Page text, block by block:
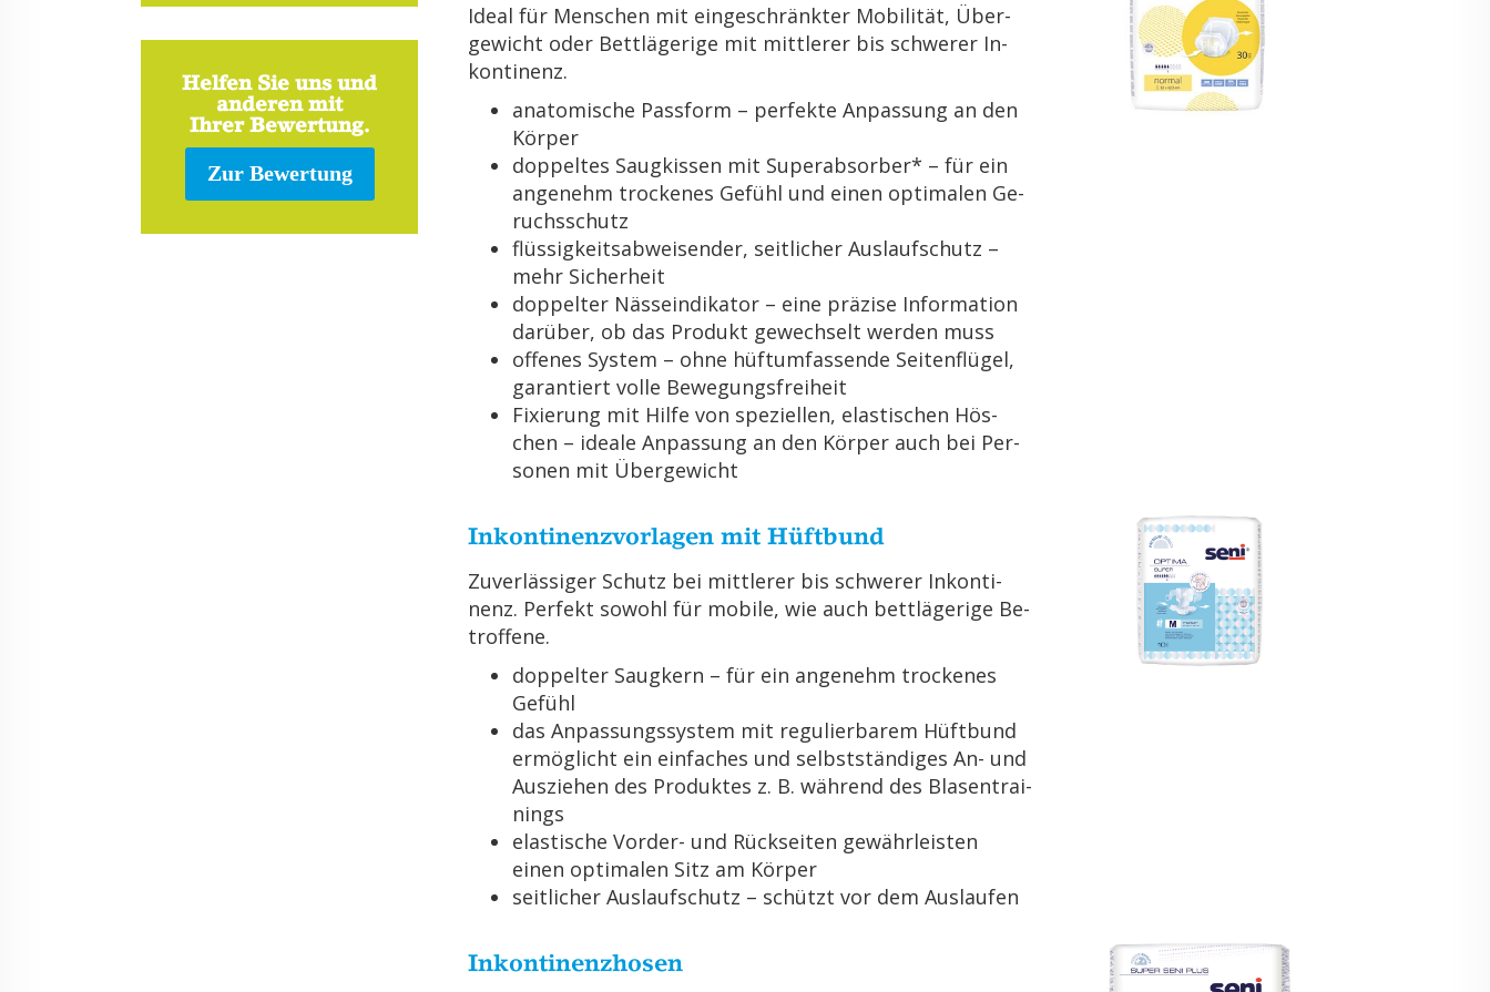
Ideal für Men­schen mit ein­ge­schränk­ter Mo­bi­li­tät, Über­
ge­wicht oder Bett­lä­ge­ri­ge mit mitt­le­rer bis schwe­rer In­
kon­ti­nenz.
ana­to­mi­sche Pass­form – per­fek­te An­pas­sung an den
Kör­per
dop­pel­tes Saug­kis­sen mit Su­per­ab­sor­ber* – für ein
an­ge­nehm tro­cke­nes Ge­fühl und einen op­ti­ma­len Ge­
ruchs­schutz
flüs­sig­keits­ab­wei­sen­der, seit­li­cher Aus­lauf­schutz –
mehr Si­cher­heit
dop­pel­ter Näs­se­indi­ka­tor – eine prä­zi­se In­for­ma­ti­on
dar­über, ob das Pro­dukt ge­wech­selt wer­den muss
of­fe­nes Sys­tem – ohne hüft­um­fas­sen­de Sei­ten­flü­gel,
ga­ran­tiert volle Be­we­gungs­frei­heit
Fi­xie­rung mit Hilfe von spe­zi­el­len, elas­ti­schen Hös­
chen – idea­le An­pas­sung an den Kör­per auch bei Per­
so­nen mit Über­ge­wicht
In­kon­ti­nenz­vor­la­gen mit Hüft­bund
Zu­ver­läs­si­ger Schutz bei mitt­le­rer bis schwe­rer In­kon­ti­
nenz. Per­fekt so­wohl für mo­bi­le, wie auch bett­lä­ge­ri­ge Be­
trof­fe­ne.
dop­pel­ter Saug­kern – für ein an­ge­nehm tro­cke­nes
Ge­fühl
das An­pas­sungs­sys­tem mit re­gu­lier­ba­rem Hüft­bund
er­mög­licht ein ein­fa­ches und selbst­stän­di­ges An- und
Aus­zie­hen des Pro­duk­tes z. B. wäh­rend des Bla­sen­trai­
nings
elas­ti­sche Vor­der- und Rück­sei­ten ge­währ­leis­ten
einen op­ti­ma­len Sitz am Kör­per
seit­li­cher Aus­lauf­schutz – schützt vor dem Aus­lau­fen
In­kon­ti­nenz­ho­sen
Helfen Sie uns und
anderen mit
Ihrer Bewertung.
Zur Bewertung